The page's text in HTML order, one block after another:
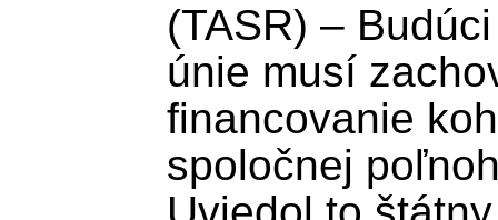
(TASR) –
únie musí
financovanie
spoločnej